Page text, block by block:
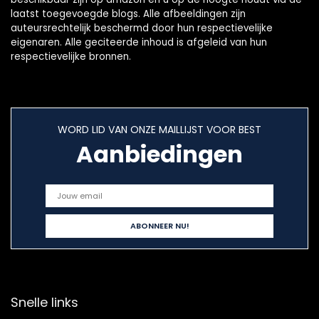
laatst toegevoegde blogs. Alle afbeeldingen zijn
auteursrechtelijk beschermd door hun respectievelijke
eigenaren. Alle geciteerde inhoud is afgeleid van hun
respectievelijke bronnen.
WORD LID VAN ONZE MAILLIJST VOOR BEST
Aanbiedingen
Snelle links